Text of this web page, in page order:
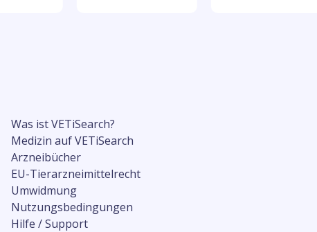
Was ist VETiSearch?
Medizin auf VETiSearch
Arzneibücher
EU-Tierarzneimittelrecht
Umwidmung
Nutzungsbedingungen
Hilfe / Support